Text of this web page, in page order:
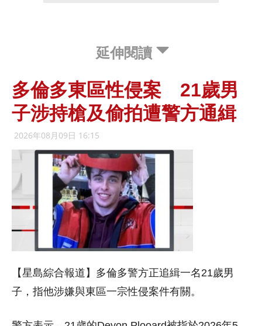
延伸閱讀
多倫多東區性侵案 21歲男
子涉持槍及偷拍遭警方通緝
2026年08月09日 16:15
【星島綜合報道】多倫多警方正追緝一名21歲男
子，指他涉嫌與東區一宗性侵案件有關。